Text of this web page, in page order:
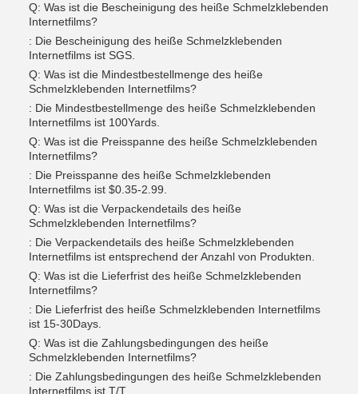
Q: Was ist die Bescheinigung des heiße Schmelzklebenden
Internetfilms?
: Die Bescheinigung des heiße Schmelzklebenden
Internetfilms ist SGS.
Q: Was ist die Mindestbestellmenge des heiße
Schmelzklebenden Internetfilms?
: Die Mindestbestellmenge des heiße Schmelzklebenden
Internetfilms ist 100Yards.
Q: Was ist die Preisspanne des heiße Schmelzklebenden
Internetfilms?
: Die Preisspanne des heiße Schmelzklebenden
Internetfilms ist $0.35-2.99.
Q: Was ist die Verpackendetails des heiße
Schmelzklebenden Internetfilms?
: Die Verpackendetails des heiße Schmelzklebenden
Internetfilms ist entsprechend der Anzahl von Produkten.
Q: Was ist die Lieferfrist des heiße Schmelzklebenden
Internetfilms?
: Die Lieferfrist des heiße Schmelzklebenden Internetfilms
ist 15-30Days.
Q: Was ist die Zahlungsbedingungen des heiße
Schmelzklebenden Internetfilms?
: Die Zahlungsbedingungen des heiße Schmelzklebenden
Internetfilms ist T/T.